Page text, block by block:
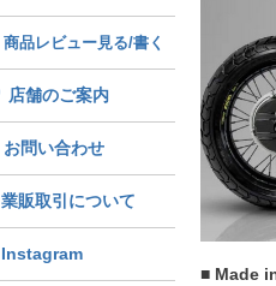
商品レビュー見る/書く
店舗のご案内
お問い合わせ
業販取引について
Instagram
■ Made